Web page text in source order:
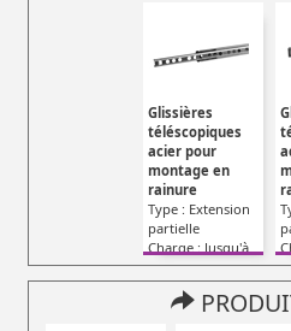
Glissières
téléscopiques
acier pour
montage en
rainure
Type : Extension
partielle
Charge : Jusqu'à
10kg